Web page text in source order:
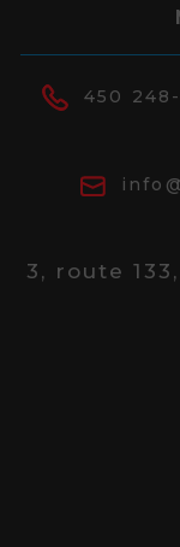
450 248-
3, route 133,